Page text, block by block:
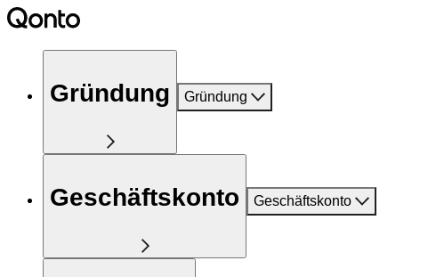
Gründung Gründung
Geschäftskonto Geschäftskonto